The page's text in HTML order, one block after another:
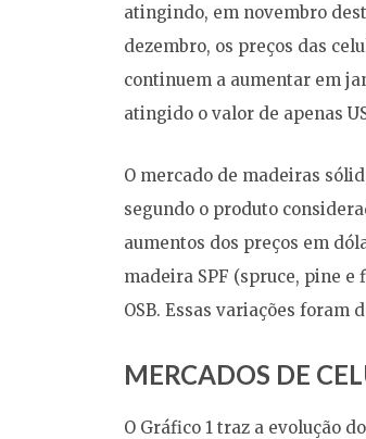
atingindo, em novembro
dezembro, os preços das
continuem a aumentar em
atingido o valor de apenas
O mercado de madeiras
segundo o produto
aumentos dos preços em
madeira SPF (spruce, pine e
OSB. Essas variações foram
MERCADOS DE
O Gráfico 1 traz a evolução